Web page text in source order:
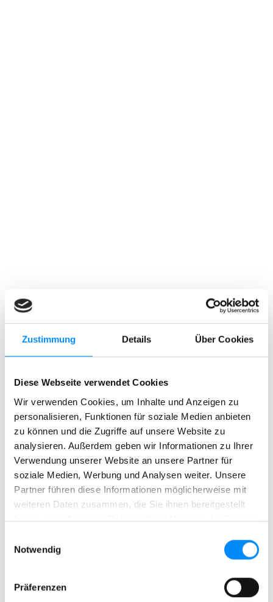
Zustimmung Details Über Cookies
Diese Webseite verwendet Cookies
Wir verwenden Cookies, um Inhalte und Anzeigen zu
personalisieren, Funktionen für soziale Medien anbieten
zu können und die Zugriffe auf unsere Website zu
analysieren. Außerdem geben wir Informationen zu Ihrer
Verwendung unserer Website an unsere Partner für
soziale Medien, Werbung und Analysen weiter. Unsere
Partner führen diese Informationen möglicherweise mit
weiteren Daten zusammen, die Sie ihnen bereitgestellt
haben oder die sie im Rahmen Ihrer Nutzung der Dienste
Notwendig
Präferenzen